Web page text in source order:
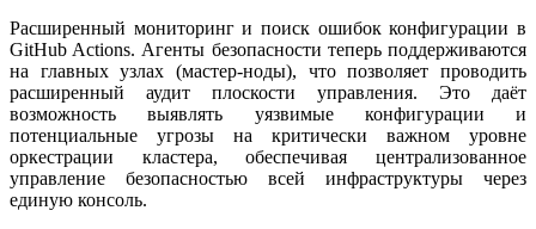
Расширенный мониторинг и поиск ошибок конфигурации в
GitHub Actions. Агенты безопасности теперь поддерживаются
на главных узлах (мастер-ноды), что позволяет проводить
расширенный аудит плоскости управления. Это даёт
возможность выявлять уязвимые конфигурации и
потенциальные угрозы на критически важном уровне
оркестрации кластера, обеспечивая централизованное
управление безопасностью всей инфраструктуры через
единую консоль.